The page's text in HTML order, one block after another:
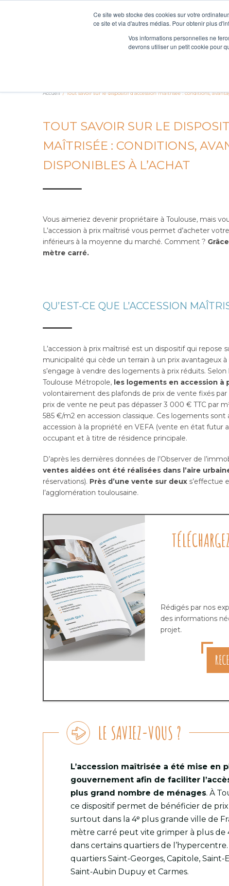
Ce site web stocke des cookies sur votre
ce site et via d'autres médias. Pour obtenir plus
Vos informations personnelles ne
devrons utiliser un petit cookie pour
Votre courtier en accession à la propriété
Accueil / Tout savoir sur le dispositif d’accession maîtrisée : conditions,
TOUT SAVOIR SUR LE
MAÎTRISÉE : CONDITIONS,
DISPONIBLES À L’ACHAT
Vous aimeriez devenir propriétaire à Toulouse, mais
L’accession à prix maîtrisé vous permet d’acheter
inférieurs à la moyenne du marché. Comment ?
mètre carré.
QU’EST-CE QUE L’ACCESSION
L’accession à prix maîtrisé est un dispositif qui repose
municipalité qui cède un terrain à un prix avantageux
s’engage à vendre des logements à prix réduits.
Toulouse Métropole, les logements en accession à
volontairement des plafonds de prix de vente fixés
prix de vente ne peut pas dépasser 3 000 € TTC par
585 €/m2 en accession classique. Ces logements sont
accession à la propriété en VEFA (vente en état futur
occupant et à titre de résidence principale.
D’après les dernières données de l’Observer de
ventes aidées ont été réalisées dans l’aire
réservations). Près d’une vente sur deux s’effectue
l’agglomération toulousaine.
Rédigés par nos
des informations
projet.
LE SAVIEZ-VOUS ?
L’accession maîtrisée a été mise en
gouvernement afin de faciliter
plus grand nombre de ménages. À
ce dispositif permet de bénéficier de
surtout dans la 4ᵉ plus grande ville de
mètre carré peut vite grimper à plus de
dans certains quartiers de l’hypercentre.
quartiers Saint-Georges, Capitole, Saint-
Saint-Aubin Dupuy et Carmes.